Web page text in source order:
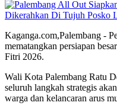
Kaganga.com,Palembang -
mematangkan persiapan
Fitri 2026.
Wali Kota Palembang Ratu
seluruh langkah strategis
warga dan kelancaran arus